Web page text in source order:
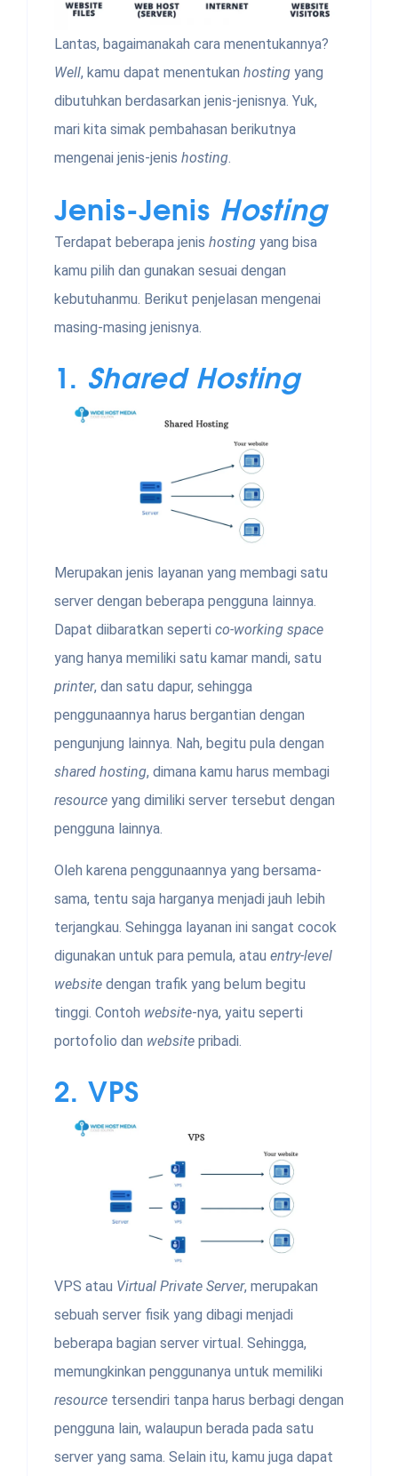
Lantas, bagaimanakah cara menentukannya?
Well, kamu dapat menentukan hosting yang
dibutuhkan berdasarkan jenis-jenisnya. Yuk,
mari kita simak pembahasan berikutnya
mengenai jenis-jenis hosting.
Jenis-Jenis Hosting
Terdapat beberapa jenis hosting yang bisa
kamu pilih dan gunakan sesuai dengan
kebutuhanmu. Berikut penjelasan mengenai
masing-masing jenisnya.
1. Shared Hosting
Merupakan jenis layanan yang membagi satu
server dengan beberapa pengguna lainnya.
Dapat diibaratkan seperti co-working space
yang hanya memiliki satu kamar mandi, satu
printer, dan satu dapur, sehingga
penggunaannya harus bergantian dengan
pengunjung lainnya. Nah, begitu pula dengan
shared hosting, dimana kamu harus membagi
resource yang dimiliki server tersebut dengan
pengguna lainnya.
Oleh karena penggunaannya yang bersama-
sama, tentu saja harganya menjadi jauh lebih
terjangkau. Sehingga layanan ini sangat cocok
digunakan untuk para pemula, atau entry-level
website dengan trafik yang belum begitu
tinggi. Contoh website-nya, yaitu seperti
portofolio dan website pribadi.
2. VPS
VPS atau Virtual Private Server, merupakan
sebuah server fisik yang dibagi menjadi
beberapa bagian server virtual. Sehingga,
memungkinkan penggunanya untuk memiliki
resource tersendiri tanpa harus berbagi dengan
pengguna lain, walaupun berada pada satu
server yang sama. Selain itu, kamu juga dapat